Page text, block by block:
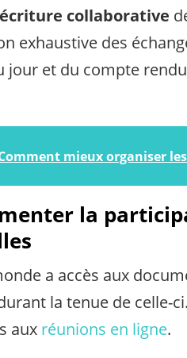
écriture collaborative
exhaustive des
jour et du compte
mieux organiser
la
a accès aux
la tenue de celle-
aux réunions en ligne.